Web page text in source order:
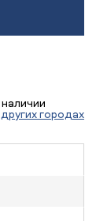
городах